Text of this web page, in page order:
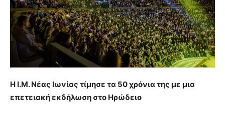
Η Ι.Μ. Νέας Ιωνίας τίμησε τα 50 χρόνια της με μια
επετειακή εκδήλωση στο Ηρώδειο